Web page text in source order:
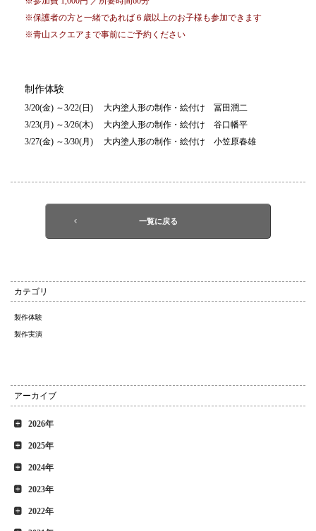
※保護者の方と一緒であれば６歳以上のお子様も参加できます
※青山スクエアまで事前にご予約ください
制作体験
3/20(金) ～3/22(日) 大内塗人形の制作・絵付け 冨田潤二
3/23(月) ～3/26(木) 大内塗人形の制作・絵付け 谷口幡平
3/27(金) ～3/30(月) 大内塗人形の制作・絵付け 小笠原春雄
一覧に戻る
カテゴリ
製作体験
製作実演
アーカイブ
2026年
2025年
2024年
2023年
2022年